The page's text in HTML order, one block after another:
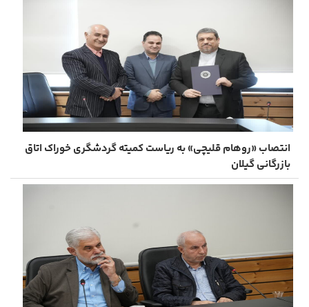
انتصاب «روهام قلیچی» به ریاست کمیته گردشگری خوراک اتاق
بازرگانی گیلان